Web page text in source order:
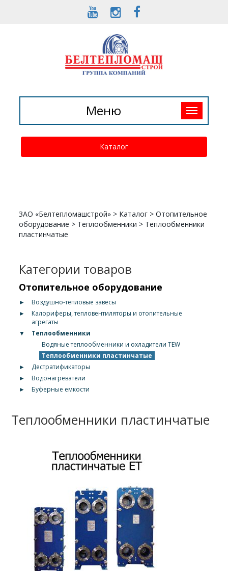
Toggle
navigation
Меню
Каталог
ЗАО «Белтепломашстрой» > Каталог >Отопительное
оборудование > Теплообменники > Теплообменники
пластинчатые
Категории товаров
Отопительное оборудование
►
Воздушно-тепловые завесы
►
Калориферы, тепловентиляторы и отопительные
агрегаты
▼
Теплообменники
Водяные теплообменники и охладители TEW
Теплообменники пластинчатые
►
Дестратификаторы
►
Водонагреватели
►
Буферные емкости
Теплообменники пластинчатые